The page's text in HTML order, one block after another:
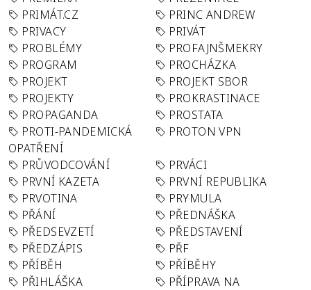
PRIMÁT.CZ
PRINC ANDREW
PRIVACY
PRIVÁT
PROBLÉMY
PROFAJNŠMEKRY
PROGRAM
PROCHÁZKA
PROJEKT
PROJEKT SBOR
PROJEKTY
PROKRASTINACE
PROPAGANDA
PROSTATA
PROTI-PANDEMICKÁ
OPATŘENÍ
PROTON VPN
PRŮVODCOVÁNÍ
PRVÁCI
PRVNÍ KAZETA
PRVNÍ REPUBLIKA
PRVOTINA
PRYMULA
PŘÁNÍ
PŘEDNÁŠKA
PŘEDSEVZETÍ
PŘEDSTAVENÍ
PŘEDZÁPIS
PŘF
PŘÍBĚH
PŘÍBĚHY
PŘIHLÁŠKA
PŘÍPRAVA NA